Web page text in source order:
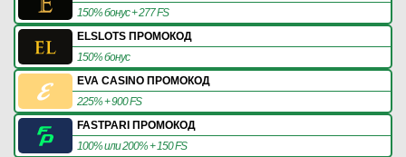
150% бонус + 277 FS
ELSLOTS ПРОМОКОД
150% бонус
EVA CASINO ПРОМОКОД
225% + 900 FS
FASTPARI ПРОМОКОД
100% или 200% + 150 FS